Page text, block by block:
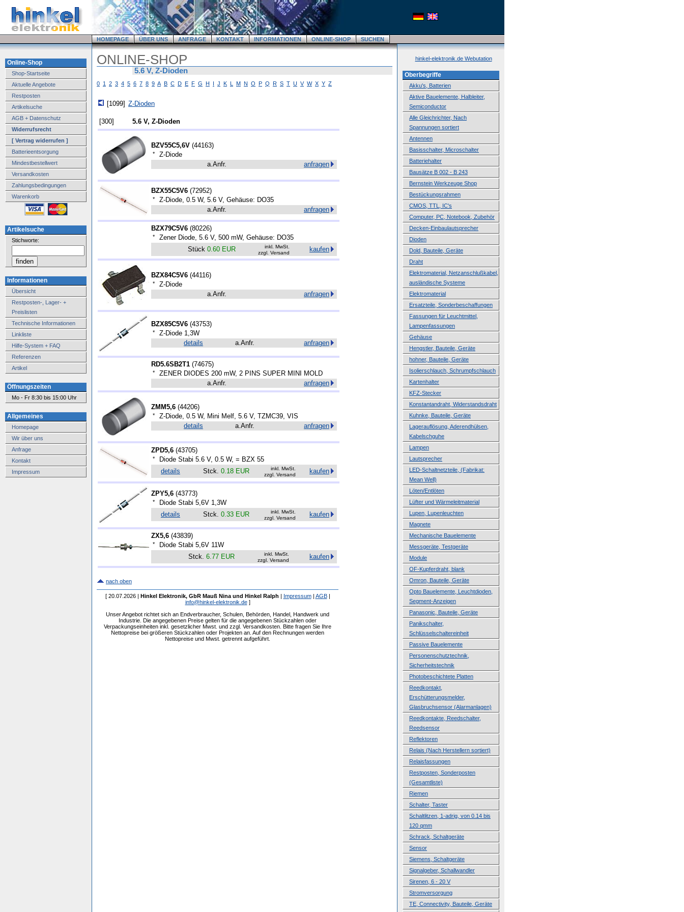
HOMEPAGE ÜBER UNS ANFRAGE KONTAKT INFORMATIONEN ONLINE-SHOP SUCHEN
Online-Shop
Shop-Startseite
Aktuelle Angebote
Restposten
Artikelsuche
AGB + Datenschutz
Widerrufsrecht
[ Vertrag widerrufen ]
Batterieentsorgung
Mindestbestellwert
Versandkosten
Zahlungsbedingungen
Warenkorb
Artikelsuche
Stichworte:
Informationen
Übersicht
Restposten-, Lager- +
Preislisten
Technische Informationen
Linkliste
Hilfe-System + FAQ
Referenzen
Artikel
Öffnungszeiten
Mo - Fr 8:30 bis 15:00 Uhr
Allgemeines
Homepage
Wir über uns
Anfrage
Kontakt
Impressum
ONLINE-SHOP
5.6 V, Z-Dioden
0 1 2 3 4 5 6 7 8 9 A B C D E F G H I J K L M N O P Q R S T U V W X Y Z
[1099] Z-Dioden
[300] 5.6 V, Z-Dioden
BZV55C5,6V (44163)
*
Z-Diode
a.Anfr.
anfragen
BZX55C5V6 (72952)
*
Z-Diode, 0.5 W, 5.6 V, Gehäuse: DO35
a.Anfr.
anfragen
BZX79C5V6 (80226)
*
Zener Diode, 5.6 V, 500 mW, Gehäuse: DO35
Stück 0.60 EUR
inkl. MwSt.
zzgl. Versand
kaufen
BZX84C5V6 (44116)
*
Z-Diode
a.Anfr.
anfragen
BZX85C5V6 (43753)
*
Z-Diode 1,3W
details
a.Anfr. anfragen
RD5.6SB2T1 (74675)
*
ZENER DIODES 200 mW, 2 PINS SUPER MINI MOLD
a.Anfr.
anfragen
ZMM5,6 (44206)
*
Z-Diode, 0.5 W, Mini Melf, 5.6 V, TZMC39, VIS
details
a.Anfr. anfragen
ZPD5,6 (43705)
*
Diode Stabi 5.6 V, 0.5 W, = BZX 55
details
Stck. 0.18 EUR
inkl. MwSt.
zzgl. Versand
kaufen
ZPY5,6 (43773)
*
Diode Stabi 5,6V 1,3W
details
Stck. 0.33 EUR
inkl. MwSt.
zzgl. Versand
kaufen
ZX5,6 (43839)
*
Diode Stabi 5,6V 11W
Stck. 6.77 EUR
inkl. MwSt.
zzgl. Versand
kaufen
nach oben
[ 20.07.2026 | Hinkel Elektronik, GbR Mauß Nina und Hinkel Ralph | Impressum| AGB|
info@hinkel-elektronik.de]
Unser Angebot richtet sich an Endverbraucher, Schulen, Behörden, Handel, Handwerk und
Industrie. Die angegebenen Preise gelten für die angegebenen Stückzahlen oder
Verpackungseinheiten inkl. gesetzlicher Mwst. und zzgl. Versandkosten. Bitte fragen Sie Ihre
Nettopreise bei größeren Stückzahlen oder Projekten an. Auf den Rechnungen werden
Nettopreise und Mwst. getrennt aufgeführt.
hinkel-elektronik.de Webutation
Oberbegriffe
Akku's, Batterien
Aktive Bauelemente, Halbleiter,
Semiconductor
Alle Gleichrichter, Nach
Spannungen sortiert
Antennen
Basisschalter, Microschalter
Batteriehalter
Bausätze B 002 - B 243
Bernstein Werkzeuge Shop
Bestückungsrahmen
CMOS, TTL, IC's
Computer, PC, Notebook, Zubehör
Decken-Einbaulautsprecher
Dioden
Dold, Bauteile, Geräte
Draht
Elektromaterial, Netzanschlußkabel,
ausländische Systeme
Elektromaterial
Ersatzteile, Sonderbeschaffungen
Fassungen für Leuchtmittel,
Lampenfassungen
Gehäuse
Hengstler, Bauteile, Geräte
hohner, Bauteile, Geräte
Isolierschlauch, Schrumpfschlauch
Kartenhalter
KFZ-Stecker
Konstantandraht, Widerstandsdraht
Kuhnke, Bauteile, Geräte
Lagerauflösung, Aderendhülsen,
Kabelschguhe
Lampen
Lautsprecher
LED-Schaltnetzteile, (Fabrikat:
Mean Well)
Löten/Entlöten
Lüfter und Wärmeleitmaterial
Lupen, Lupenleuchten
Magnete
Mechanische Bauelemente
Messgeräte, Testgeräte
Module
OF-Kupferdraht, blank
Omron, Bauteile, Geräte
Opto Bauelemente, Leuchtdioden,
Segment-Anzeigen
Panasonic, Bauteile, Geräte
Panikschalter,
Schlüsselschaltereinheit
Passive Bauelemente
Personenschutztechnik,
Sicherheitstechnik
Photobeschichtete Platten
Reedkontakt,
Erschütterungsmelder,
Glasbruchsensor (Alarmanlagen)
Reedkontakte, Reedschalter,
Reedsensor
Reflektoren
Relais (Nach Herstellern sortiert)
Relaisfassungen
Restposten, Sonderposten
(Gesamtliste)
Riemen
Schalter, Taster
Schaltlitzen, 1-adrig, von 0.14 bis
120 qmm
Schrack, Schaltgeräte
Sensor
Siemens, Schaltgeräte
Signalgeber, Schallwandler
Sirenen, 6 - 20 V
Stromversorgung
TE, Connectivity, Bauteile, Geräte